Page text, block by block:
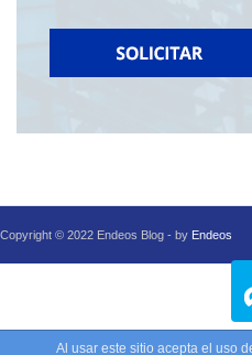
Copyright © 2022 Endeos Blog - by Endeos
Al usar este sitio acepta el uso